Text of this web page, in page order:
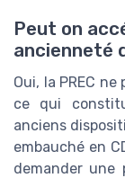
Peut on
ancienneté
Oui, la PREC
ce qui
anciens
embauché en
demander une